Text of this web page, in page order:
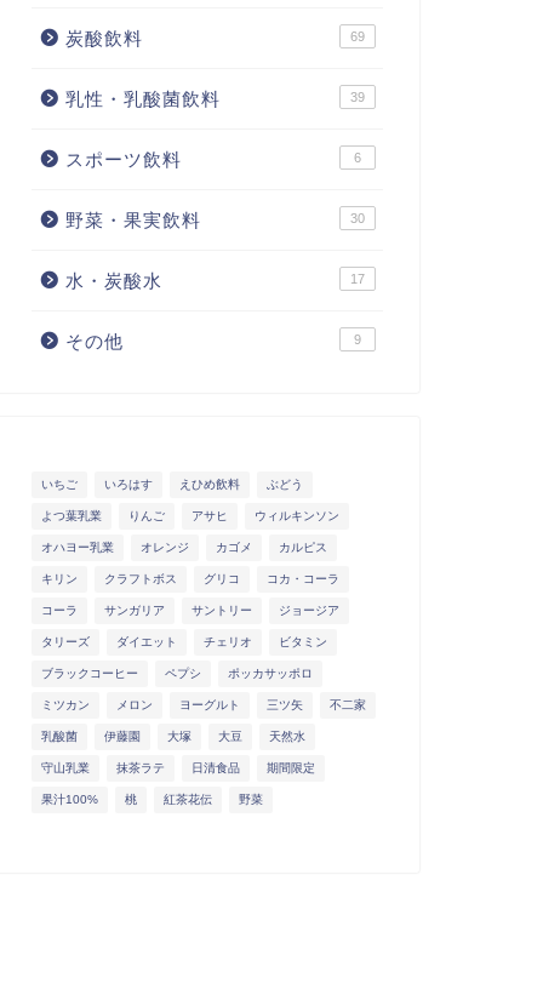
炭酸飲料 69
乳性・乳酸菌飲料 39
スポーツ飲料 6
野菜・果実飲料 30
水・炭酸水 17
その他 9
いちご いろはす えひめ飲料 ぶどう
よつ葉乳業 りんご アサヒ ウィルキンソン
オハヨー乳業 オレンジ カゴメ カルピス
キリン クラフトボス グリコ コカ・コーラ
コーラ サンガリア サントリー ジョージア
タリーズ ダイエット チェリオ ビタミン
ブラックコーヒー ペプシ ポッカサッポロ
ミツカン メロン ヨーグルト 三ツ矢 不二家
乳酸菌 伊藤園 大塚 大豆 天然水
守山乳業 抹茶ラテ 日清食品 期間限定
果汁100% 桃 紅茶花伝 野菜